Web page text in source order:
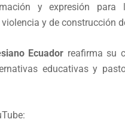
y expresión para
y de construcción
Ecuador reafirma su
educativas y